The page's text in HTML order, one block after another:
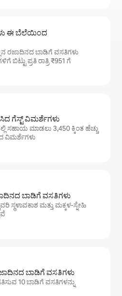
ಈ ಬೆಲೆಯಿಂದ
ರಜಾದಿನದ ಬಾಡಿಗೆ ವಸತಿಗಳು
ಬಿಟ್ಟು ಪ್ರತಿ ರಾತ್ರಿ ₹951 ಗೆ
ಗೆಸ್ಟ್ ವಿಮರ್ಶೆಗಳು
ಸಹಾಯ ಮಾಡಲು 3,450 ಕ್ಕಿಂತ ಹೆಚ್ಚು
ವಿಮರ್ಶೆಗಳು
ಬಾಡಿಗೆ ವಸತಿಗಳು
ಸ್ಥಳಾವಕಾಶ ಮತ್ತು ಮಕ್ಕಳ-ಸ್ನೇಹಿ
ಬಾಡಿಗೆ ವಸತಿಗಳು
10 ಬಾಡಿಗೆ ವಸತಿಗಳನ್ನು